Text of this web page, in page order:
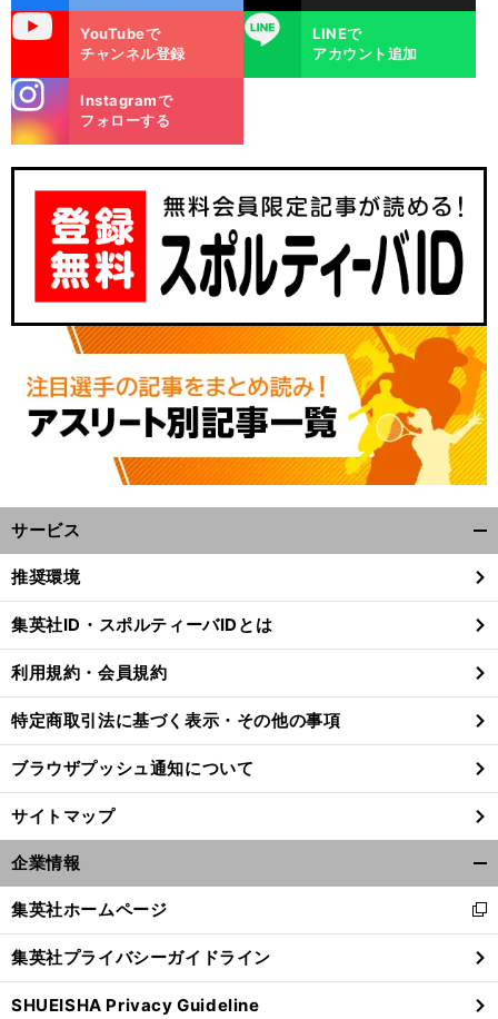
前
YouTubeで
チャンネル登録
LINE
LINEで
アカウント追加
m
Instagramで
フォローする
サービス
閉
る
推奨環境
集英社ID・スポルティーバIDとは
利用規約・会員規約
特定商取引法に基づく表示・その他の事項
ブラウザプッシュ通知について
サイトマップ
企業情報
閉
る
集英社ホームページ
新
し
い
ウ
ィ
集英社プライバシーガイドライン
SHUEISHA Privacy Guideline